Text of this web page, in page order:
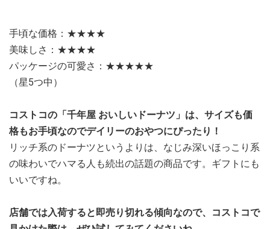
手頃な価格：★★★★
美味しさ：★★★★
パッケージの可愛さ：★★★★★
（星5つ中）
コストコの「千年屋 おいしいドーナツ」は、サイズも価
格もお手頃なのでデイリーのおやつにぴったり！
リッチ系のドーナツというよりは、なじみ深いほっこり系
の味わいでハマる人も続出の話題の商品です。ギフトにも
いいですね。
店舗では入荷すると即売り切れる傾向なので、コストコで